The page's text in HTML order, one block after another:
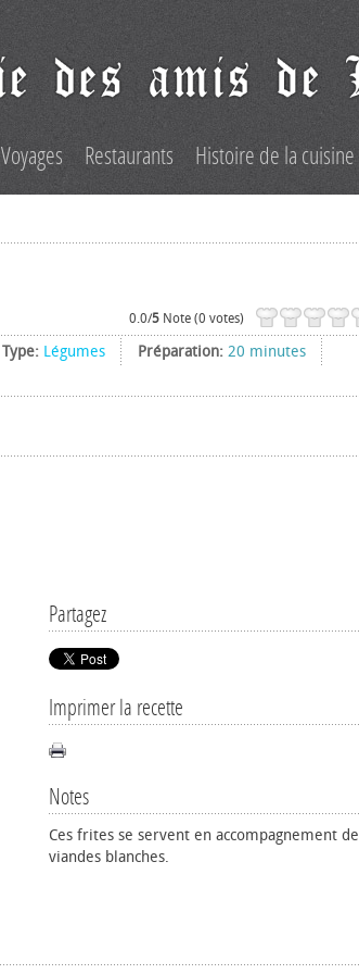
Voyages Restaurants Histoire de la cuisine
0.0/5 Note (0 votes)
Type: Légumes Préparation: 20 minutes
Partagez
Imprimer la recette
Notes
Ces frites se servent en accompagnement de
viandes blanches.